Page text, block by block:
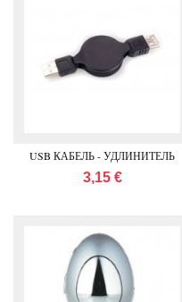
USB КАБЕЛЬ - УДЛИНИТЕЛЬ
3,15 €